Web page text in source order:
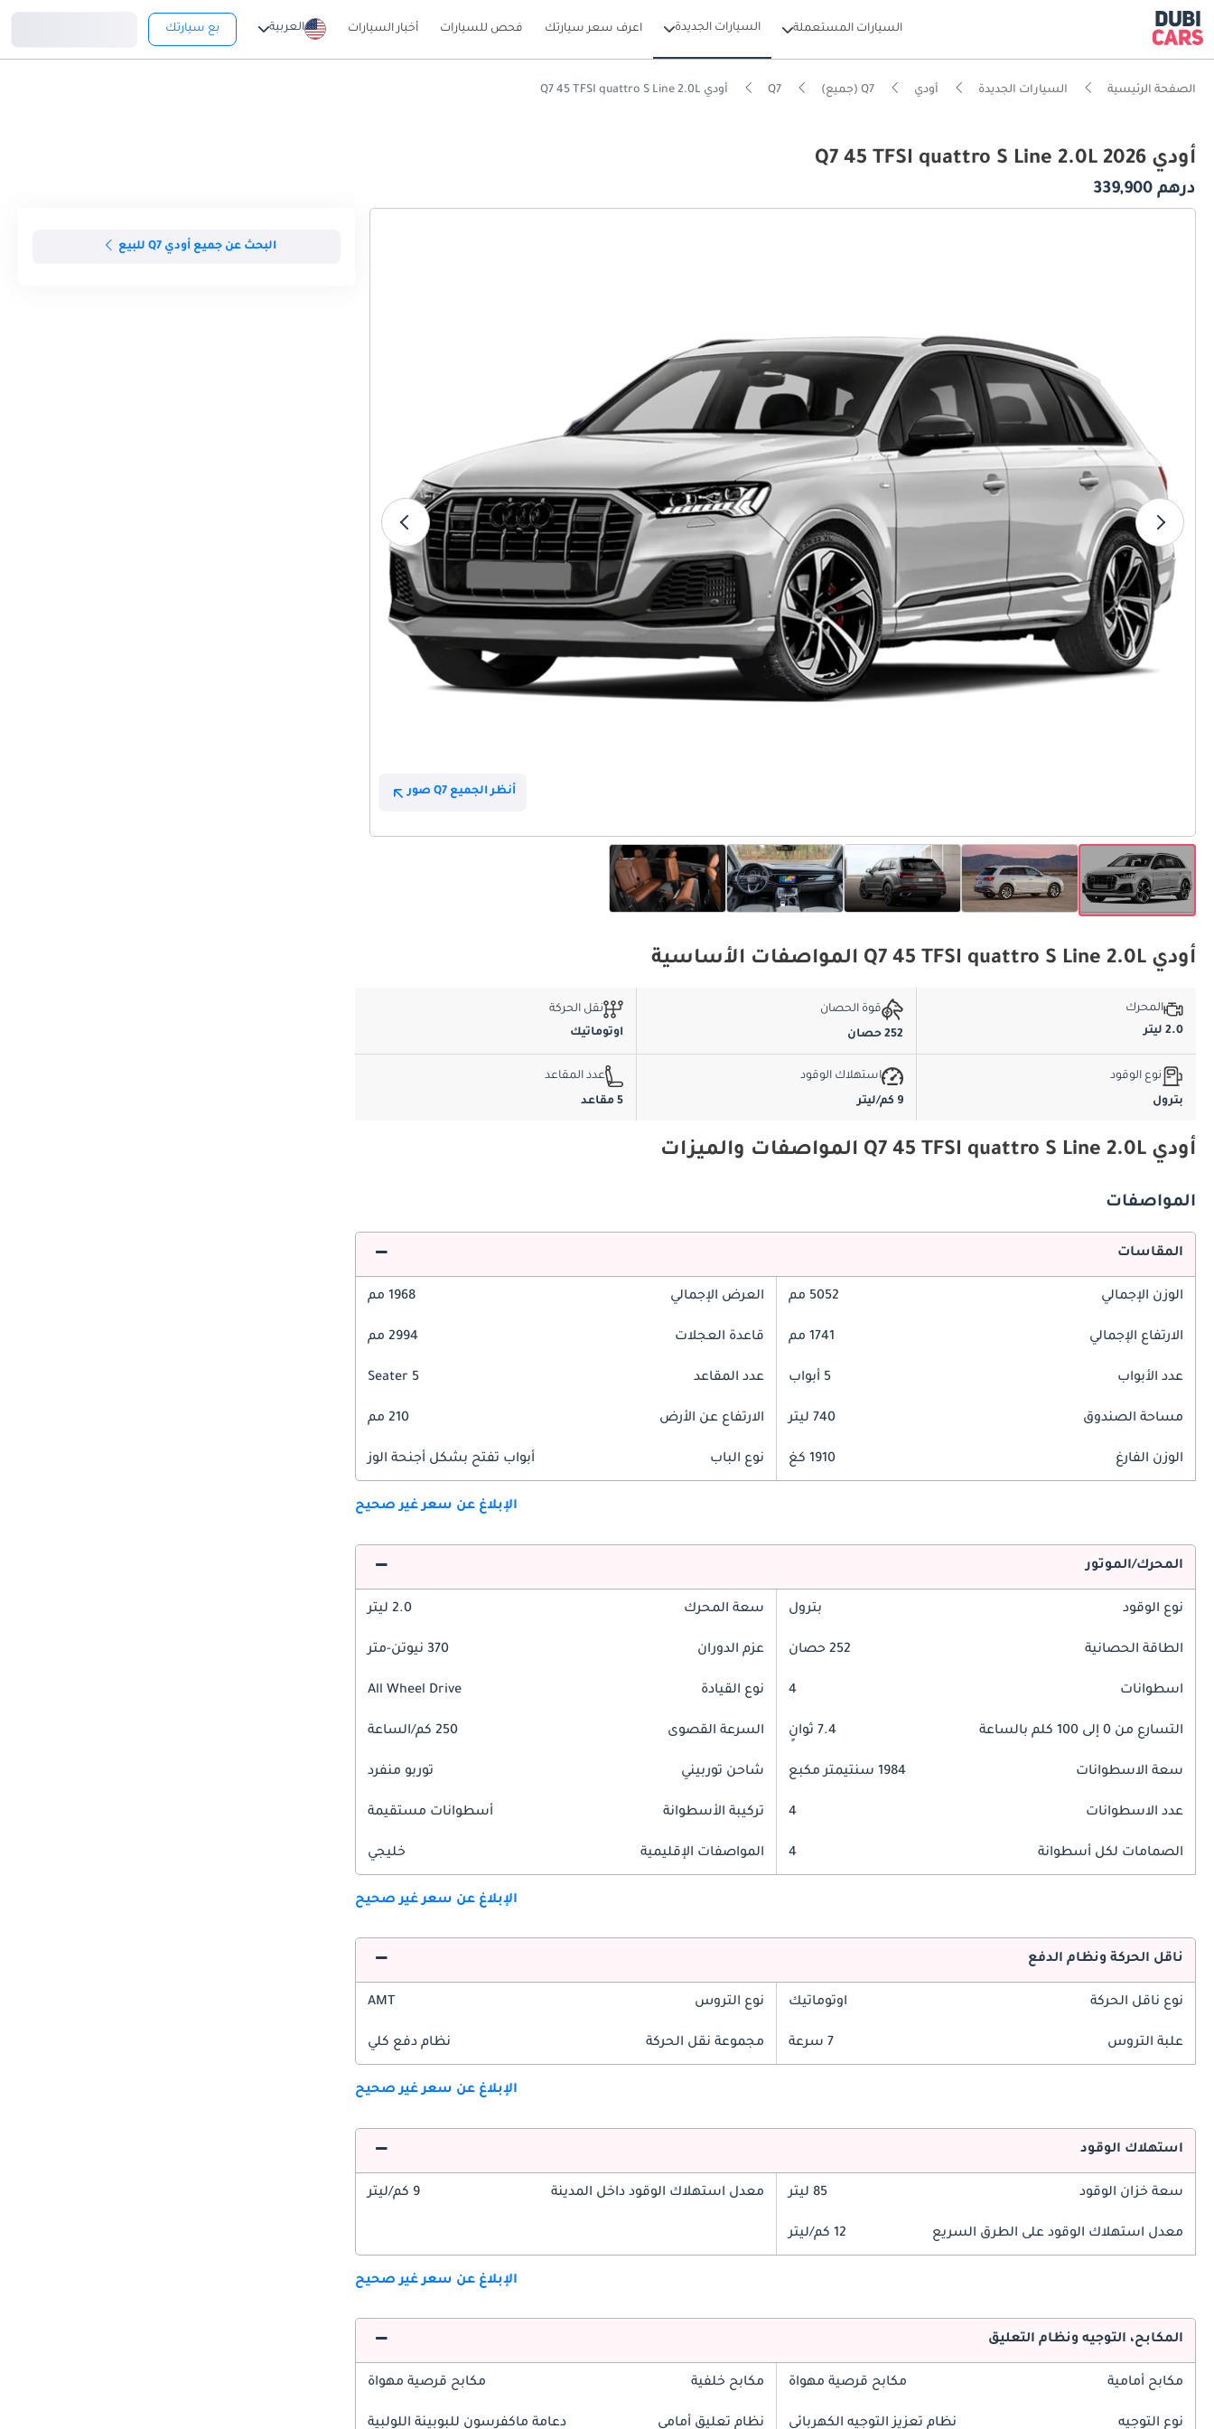
السيارات المستعملة السيارات الجديدة اعرف سعر سيارتك فحص للسيارات أخبار السيارات العربية بع سيارتك
الصفحة الرئيسية السيارات الجديدة أودي Q7 (جميع) Q7 أودي Q7 45 TFSI quattro S Line 2.0L
أودي Q7 45 TFSI quattro S Line 2.0L 2026
درهم 339,900
أنظر الجميع Q7 صور
البحث عن جميع أودي Q7 للبيع
أودي Q7 45 TFSI quattro S Line 2.0L المواصفات الأساسية
المحرك
2.0 ليتر
قوة الحصان
252 حصان
نقل الحركة
اوتوماتيك
نوع الوقود
بترول
استهلاك الوقود
9 كم/ليتر
عدد المقاعد
5 مقاعد
أودي Q7 45 TFSI quattro S Line 2.0L المواصفات والميزات
المواصفات
المقاسات
الوزن الإجمالي 5052 مم العرض الإجمالي 1968 مم
الارتفاع الإجمالي 1741 مم قاعدة العجلات 2994 مم
عدد الأبواب 5 أبواب عدد المقاعد 5 Seater
مساحة الصندوق 740 ليتر الارتفاع عن الأرض 210 مم
الوزن الفارغ 1910 كغ نوع الباب أبواب تفتح بشكل أجنحة الوز
الإبلاغ عن سعر غير صحيح
المحرك/الموتور
نوع الوقود بترول سعة المحرك 2.0 ليتر
الطاقة الحصانية 252 حصان عزم الدوران 370 نيوتن-متر
اسطوانات 4 نوع القيادة All Wheel Drive
التسارع من 0 إلى 100 كلم بالساعة 7.4 ثوانٍ السرعة القصوى 250 كم/الساعة
سعة الاسطوانات 1984 سنتيمتر مكبع شاحن توربيني توربو منفرد
عدد الاسطوانات 4 تركيبة الأسطوانة أسطوانات مستقيمة
الصمامات لكل أسطوانة 4 المواصفات الإقليمية خليجي
الإبلاغ عن سعر غير صحيح
ناقل الحركة ونظام الدفع
نوع ناقل الحركة اوتوماتيك نوع التروس AMT
علبة التروس 7 سرعة مجموعة نقل الحركة نظام دفع كلي
الإبلاغ عن سعر غير صحيح
استهلاك الوقود
سعة خزان الوقود 85 ليتر معدل استهلاك الوقود داخل المدينة 9 كم/ليتر
معدل استهلاك الوقود على الطرق السريع 12 كم/ليتر
الإبلاغ عن سعر غير صحيح
المكابح، التوجيه ونظام التعليق
مكابح أمامية مكابح قرصية مهواة مكابح خلفية مكابح قرصية مهواة
نوع التوجيه نظام تعزيز التوجيه الكهربائي نظام تعليق أمامي دعامة ماكفرسون للبوبينة اللولبية